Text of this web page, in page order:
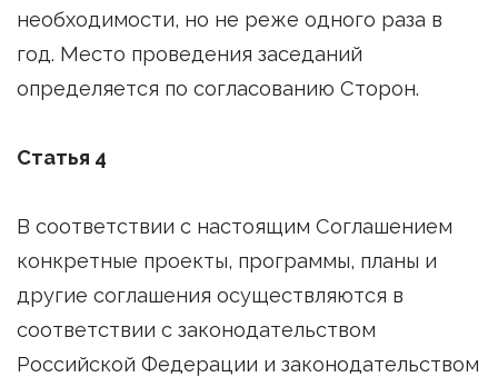
необходимости, но не реже одного раза в
год. Место проведения заседаний
определяется по согласованию Сторон.
Статья 4
В соответствии с настоящим Соглашением
конкретные проекты, программы, планы и
другие соглашения осуществляются в
соответствии с законодательством
Российской Федерации и законодательством